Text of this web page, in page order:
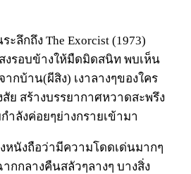
ลึกถึง The Exorcist (1973)
งรอบข้างให้มืดมิดสนิท พบเห็น
กบ้าน(ผีสิง) เงาลางๆของใคร
ย สร้างบรรยากาศหวาดสะพรึง
ลังค่อยๆย่างกรายเข้ามา
หนังถือว่ามีความโดดเด่นมากๆ
กกลางคืนสลัวๆลางๆ บางสิ่ง